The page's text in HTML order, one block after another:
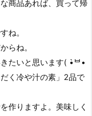
商品あれば、買って帰
ね。
らね。
たいと思います( •̀ᄇ•
作りますよ。美味しく